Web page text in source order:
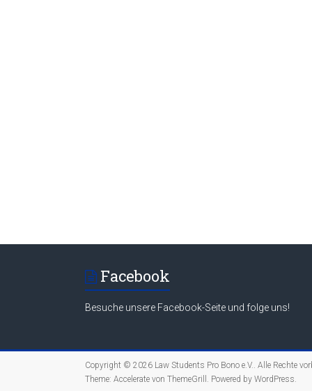
Facebook
Besuche unsere Facebook-Seite und folge uns!
Copyright © 2026 Law Students Pro Bono e.V.. Alle Rechte
Theme: Accelerate von ThemeGrill. Powered by WordPress.